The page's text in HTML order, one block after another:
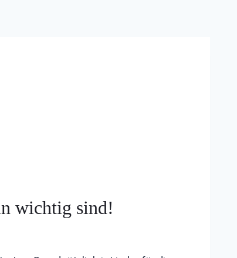
wichtig sind!